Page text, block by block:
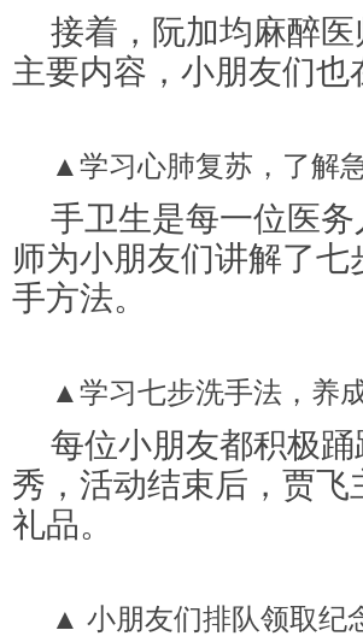
接着，阮加均麻醉
主要内容，小朋友们
▲学习心肺复苏，了解
手卫生是每一位医
师为小朋友们讲解了
手方法。
▲学习七步洗手法，养
每位小朋友都积极
秀，活动结束后，贾
礼品。
▲ 小朋友们排队领取纪